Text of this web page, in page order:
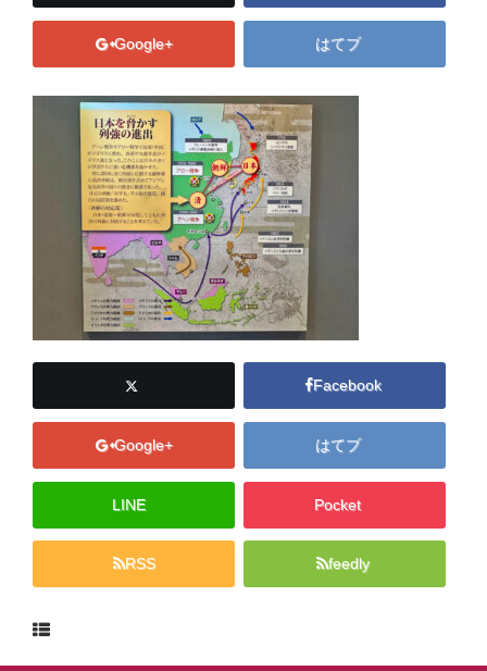
Google+ はてブ
Facebook
Google+ はてブ
LINE Pocket
RSS feedly